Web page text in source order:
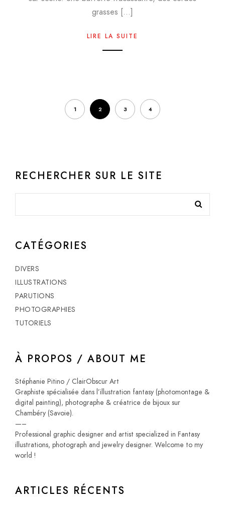
grasses […]
LIRE LA SUITE
1 2 3 4
RECHERCHER SUR LE SITE
CATÉGORIES
DIVERS
ILLUSTRATIONS
PARUTIONS
PHOTOGRAPHIES
TUTORIELS
À PROPOS / ABOUT ME
Stéphanie Pitino / ClairObscur Art
Graphiste spécialisée dans l’illustration fantasy (photomontage &
digital painting), photographe & créatrice de bijoux sur
Chambéry (Savoie).
—–
Professional graphic designer and artist specialized in Fantasy
illustrations, photograph and jewelry designer. Welcome to my
world !
ARTICLES RÉCENTS